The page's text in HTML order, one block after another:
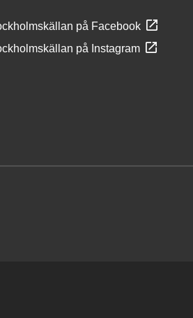
på Facebook
på Instagram